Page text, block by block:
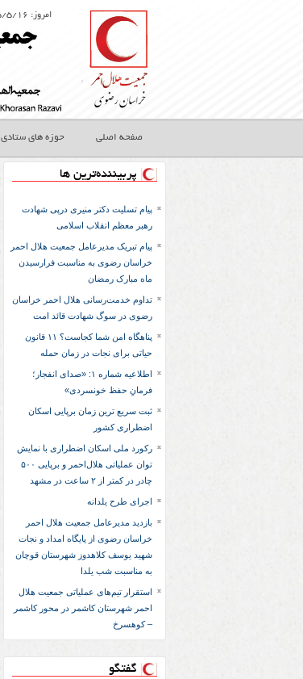
امروز: ۱۴۰۵/۵/۱۶
صفحه اصلی حوزه های ستادی
پربیننده‌ترین ها
پیام تسلیت دکتر منیری درپی شهادت
رهبر معظم انقلاب اسلامی
پیام تبریک مدیرعامل جمعیت هلال احمر
خراسان رضوی به مناسبت فرارسیدن
ماه مبارک رمضان
تداوم خدمت‌رسانی هلال احمر خراسان
رضوی در سوگ شهادت قائد امت
پناهگاه امن شما کجاست؟ ۱۱ قانون
حیاتی برای نجات در زمان حمله
اطلاعیه شماره ۱: «صدای انفجار؛
فرمانِ حفظ خونسردی»
ثبت سریع‌ ترین زمان برپایی اسکان
اضطراری کشور
رکورد ملی اسکان اضطراری با نمایش
توان عملیاتی هلال‌احمر و برپایی ۵۰۰
چادر در کمتر از ۲ ساعت در مشهد
اجرای طرح یلدانه
بازدید مدیرعامل جمعیت هلال احمر
خراسان رضوی از پایگاه امداد و نجات
شهید یوسف کلاهدوز شهرستان قوچان
به مناسبت شب یلدا
استقرار تیم‌های عملیاتی جمعیت هلال
احمر شهرستان کاشمر در محور کاشمر
– کوهسرخ
گفتگو